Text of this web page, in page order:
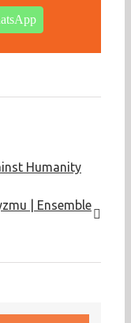
Humanity
| Ensemble